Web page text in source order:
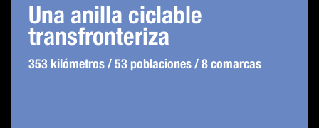
Una anilla ciclable
transfronteriza
353 kilómetros / 53 poblaciones / 8 comarcas